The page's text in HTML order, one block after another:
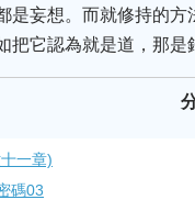
是妄想。而就修持的
它認為就是道，那是
一章)
碼03